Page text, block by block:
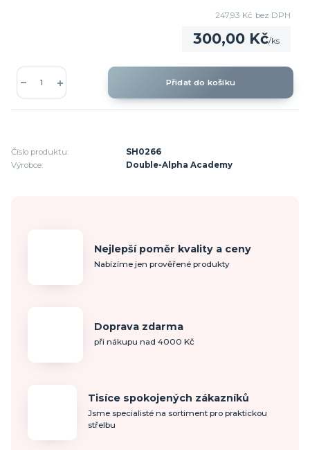
300,00 Kč/ks
247,93 Kč bez DPH
Přidat do košíku
Číslo produktu:
SH0266
Výrobce:
Double-Alpha Academy
Nejlepší poměr kvality a ceny
Nabízíme jen prověřené produkty
Doprava zdarma
při nákupu nad 4000 Kč
Tisíce spokojených zákazníků
Jsme specialisté na sortiment pro praktickou
střelbu